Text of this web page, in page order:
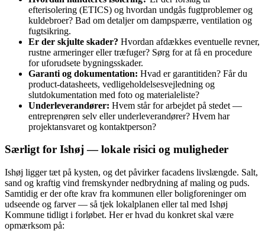
efterisolering (ETICS) og hvordan undgås fugtproblemer og
kuldebroer? Bad om detaljer om dampspærre, ventilation og
fugtsikring.
Er der skjulte skader? Hvordan afdækkes eventuelle revner,
rustne armeringer eller træfuger? Sørg for at få en procedure
for uforudsete bygningsskader.
Garanti og dokumentation: Hvad er garantitiden? Får du
product‑datasheets, vedligeholdelsesvejledning og
slutdokumentation med foto og materialeliste?
Underleverandører: Hvem står for arbejdet på stedet —
entreprenøren selv eller underleverandører? Hvem har
projektansvaret og kontaktperson?
Særligt for Ishøj — lokale risici og muligheder
Ishøj ligger tæt på kysten, og det påvirker facadens livslængde. Salt,
sand og kraftig vind fremskynder nedbrydning af maling og puds.
Samtidig er der ofte krav fra kommunen eller boligforeninger om
udseende og farver — så tjek lokalplanen eller tal med Ishøj
Kommune tidligt i forløbet. Her er hvad du konkret skal være
opmærksom på: